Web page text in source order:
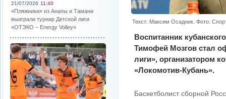
21/07/2026 11:40
«Пляжники» из Анапы и Тамани
выиграли турнир Детской лиги
«ОТЭКО – Energy Volley»
Текст: Максим Осадник. Фото:
Воспитанник
Тимофей Мозгов стал
лиги», организатором
«Локомотив-Кубань».
Баскетболист сборной